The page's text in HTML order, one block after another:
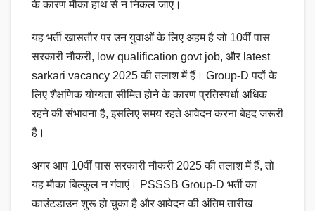
के कारण मौका हाथ से न निकल जाए।
यह भर्ती खासतौर पर उन युवाओं के लिए अहम है जो 10वीं पास
सरकारी नौकरी, low qualification govt job, और latest
sarkari vacancy 2025 की तलाश में हैं। Group-D पदों के
लिए शैक्षणिक योग्यता सीमित होने के कारण प्रतिस्पर्धा अधिक
रहने की संभावना है, इसलिए समय रहते आवेदन करना बेहद जरूरी
है।
अगर आप 10वीं पास सरकारी नौकरी 2025 की तलाश में हैं, तो
यह मौका बिल्कुल न गंवाएं। PSSSB Group-D भर्ती का
काउंटडाउन शुरू हो चुका है और आवेदन की अंतिम तारीख